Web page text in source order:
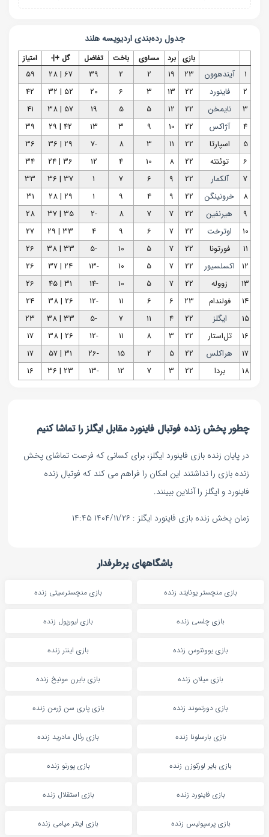
جدول رده‌بندیاردیویسه هلند
بازی برد مساوی باخت تفاضل گل +|- امتیاز
1 آیندهوون 23
19
2
2
39
67 | 28
59
2
فاینورد 22
13
3
6
20
52 | 32
42
3
نایمخن 22
12
5
5
19
57 | 38
41
4
آژاکس 22
10
9
3
13
42 | 29
39
5
اسپارتا 22
11
3
8
-7
29 | 36
36
6
توئنته 22
8
10
4
12
36 | 24
34
7
آلکمار 22
9
6
7
1
37 | 36
33
8
خرونینگن 22
9
4
9
1
29 | 28
31
9
هیرنفین 22
7
7
8
-2
35 | 37
28
10
اوترخت 22
7
6
9
4
33 | 29
27
11
فورتونا 22
7
5
10
-5
33 | 38
26
12
اکسلسیور 22
7
5
10
-13
24 | 37
26
13
زووله 22
7
5
10
-14
31 | 45
26
14
فولندام 23
6
6
11
-12
26 | 38
24
15
ایگلز 22
4
11
7
-5
33 | 38
23
16
تل‌استار 22
3
8
11
-12
26 | 38
17
17
هراکلس 22
5
2
15
-26
31 | 57
17
18
بردا 22
3
7
12
-13
23 | 36
16
چطور پخش زنده فوتبال فاینورد مقابل ایگلز را تماشا کنیم
در پایان زنده بازی فاینورد ایگلز، برای کسانی که فرصت تماشای پخش
زنده بازی را نداشتند این امکان را فراهم می کند که فوتبال زنده
فاینورد و ایگلز را آنلاین ببینند.
زمان پخش زنده بازی فاینورد ایگلز : ۱۴۰۴/۱۱/۲۶ ۱۴:۴۵
باشگاههای پرطرفدار
بازی منچستر یونایتد زنده بازی منچسترسیتی زنده
بازی چلسی زنده بازی لیورپول زنده
بازی یوونتوس زنده بازی اینتر زنده
بازی میلان زنده بازی بایرن مونیخ زنده
بازی دورتموند زنده بازی پاری سن ژرمن زنده
بازی بارسلونا زنده بازی رئال مادرید زنده
بازی بایر لورکوزن زنده بازی پورتو زنده
بازی فاینورد زنده بازی استقلال زنده
بازی پرسپولیس زنده بازی اینتر میامی زنده